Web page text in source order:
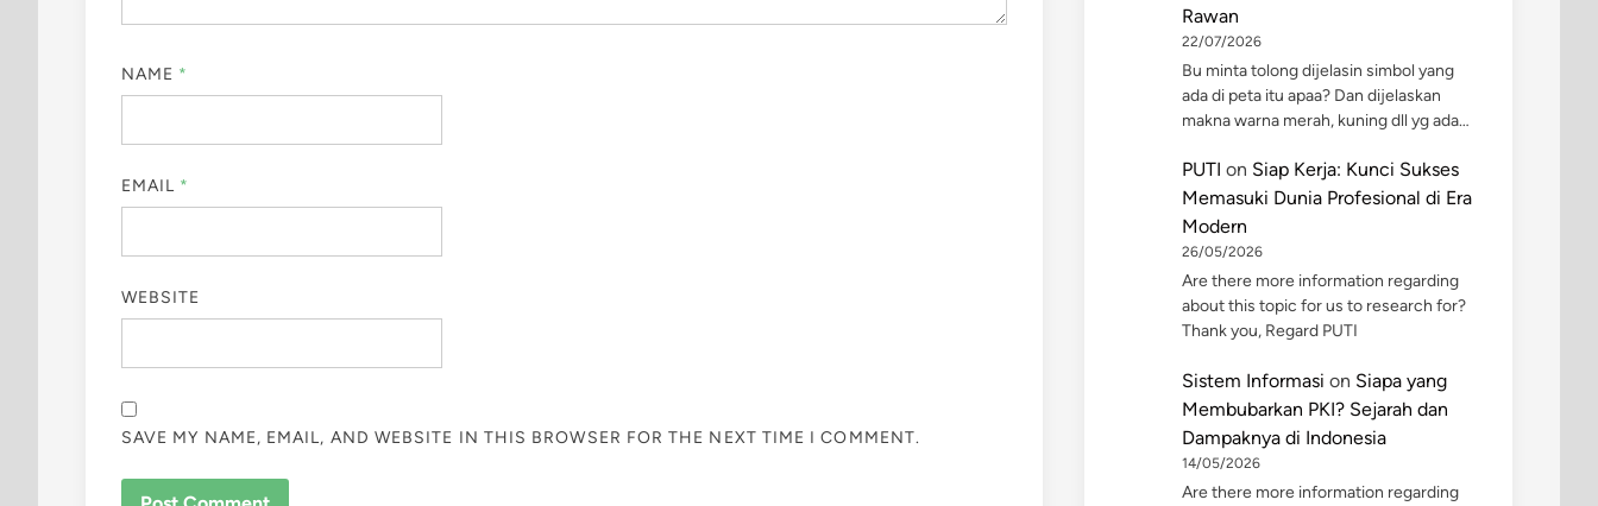
NAME *
EMAIL *
WEBSITE
SAVE MY NAME, EMAIL, AND WEBSITE IN THIS BROWSER FOR THE NEXT TIME I COMMENT.
Rawan
22/07/2026
Bu minta tolong dijelasin simbol yang
ada di peta itu apaa? Dan dijelaskan
makna warna merah, kuning dll yg ada…
PUTI on Siap Kerja: Kunci Sukses
Memasuki Dunia Profesional di Era
Modern
26/05/2026
Are there more information regarding
about this topic for us to research for?
Thank you, Regard PUTI
Sistem Informasi on Siapa yang
Membubarkan PKI? Sejarah dan
Dampaknya di Indonesia
14/05/2026
Are there more information regarding